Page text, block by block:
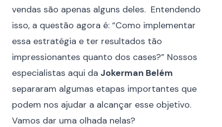
vendas são apenas alguns deles. Entendendo
isso, a questão agora é: “Como implementar
essa estratégia e ter resultados tão
impressionantes quanto dos cases?” Nossos
especialistas aqui da Jokerman Belém
separaram algumas etapas importantes que
podem nos ajudar a alcançar esse objetivo.
Vamos dar uma olhada nelas?